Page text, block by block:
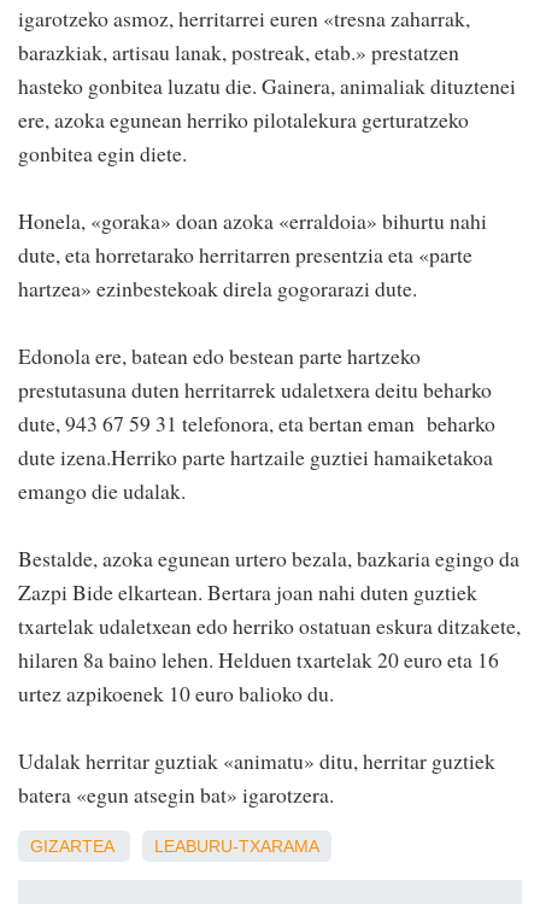
igarotzeko asmoz, herritarrei euren «tresna zaharrak,
barazkiak, artisau lanak, postreak, etab.» prestatzen
hasteko gonbitea luzatu die. Gainera, animaliak dituztenei
ere, azoka egunean herriko pilotalekura gerturatzeko
gonbitea egin diete.
Honela, «goraka» doan azoka «erraldoia» bihurtu nahi
dute, eta horretarako herritarren presentzia eta «parte
hartzea» ezinbestekoak direla gogorarazi dute.
Edonola ere, batean edo bestean parte hartzeko
prestutasuna duten herritarrek udaletxera deitu beharko
dute, 943 67 59 31 telefonora, eta bertan eman beharko
dute izena.Herriko parte hartzaile guztiei hamaiketakoa
emango die udalak.
Bestalde, azoka egunean urtero bezala, bazkaria egingo da
Zazpi Bide elkartean. Bertara joan nahi duten guztiek
txartelak udaletxean edo herriko ostatuan eskura ditzakete,
hilaren 8a baino lehen. Helduen txartelak 20 euro eta 16
urtez azpikoenek 10 euro balioko du.
Udalak herritar guztiak «animatu» ditu, herritar guztiek
batera «egun atsegin bat» igarotzera.
GIZARTEA LEABURU-TXARAMA